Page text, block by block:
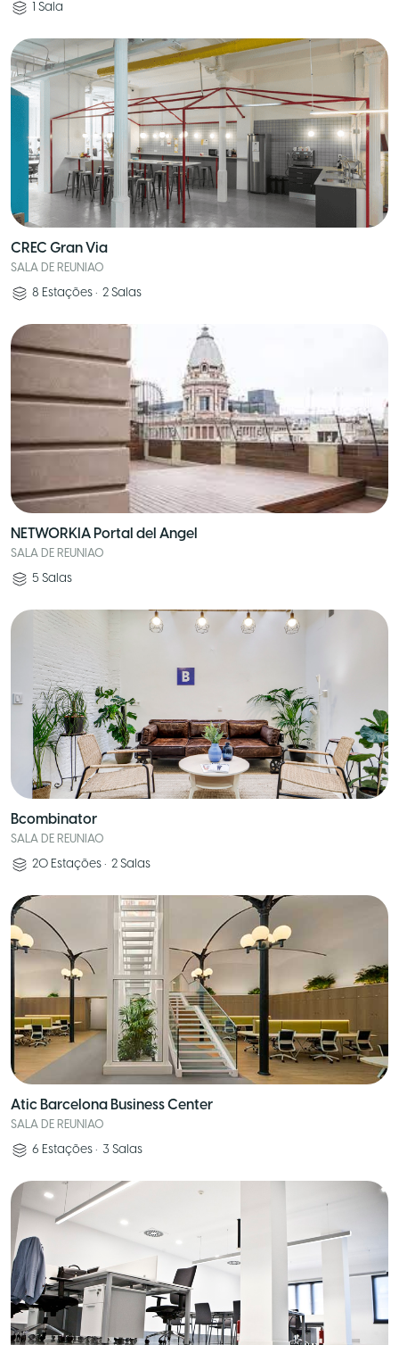
1 Sala
CREC Gran Via
SALA DE REUNIAO
8 Estações • 2 Salas
NETWORKIA Portal del Angel
SALA DE REUNIAO
5 Salas
Bcombinator
SALA DE REUNIAO
20 Estações • 2 Salas
Atic Barcelona Business Center
SALA DE REUNIAO
6 Estações • 3 Salas